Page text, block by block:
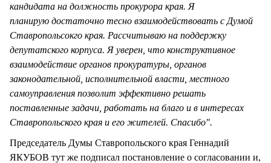
кандидата на должность прокурора края. Я
планирую достаточно тесно взаимодействовать с Думой
Ставропольсокго края. Рассчитываю на поддержку
депутатского корпуса. Я уверен, что конструктивное
взаимодействие органов прокуратуры, органов
законодательной, исполнительной власти, местного
самоуправления позволит эффективно решать
поставленные задачи, работать на благо и в интересах
Ставропольского края и его жителей. Спасибо".
Председатель Думы Ставропольского края Геннадий
ЯКУБОВ тут же подписал постановление о согласовании и,